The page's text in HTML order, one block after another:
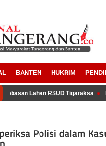
BANTEN HUKRIM
Lahan RSUD Tigaraksa